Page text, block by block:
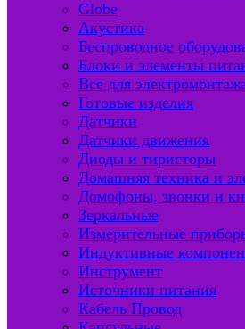
Globe
Акустика
Беспроводное
Блоки и элементы
Все для
Готовые изделия
Датчики
Датчики движения
Диоды и тиристоры
Домашняя техника и
Домофоны, звонки и
Зеркальные
Измерительные
Индуктивные
Инструмент
Источники питания
Кабель Провод